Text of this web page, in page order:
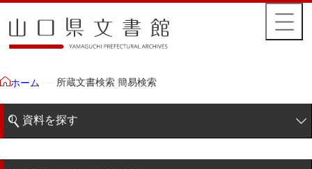
ホーム 所蔵文書検索 簡易検索
資料を探す